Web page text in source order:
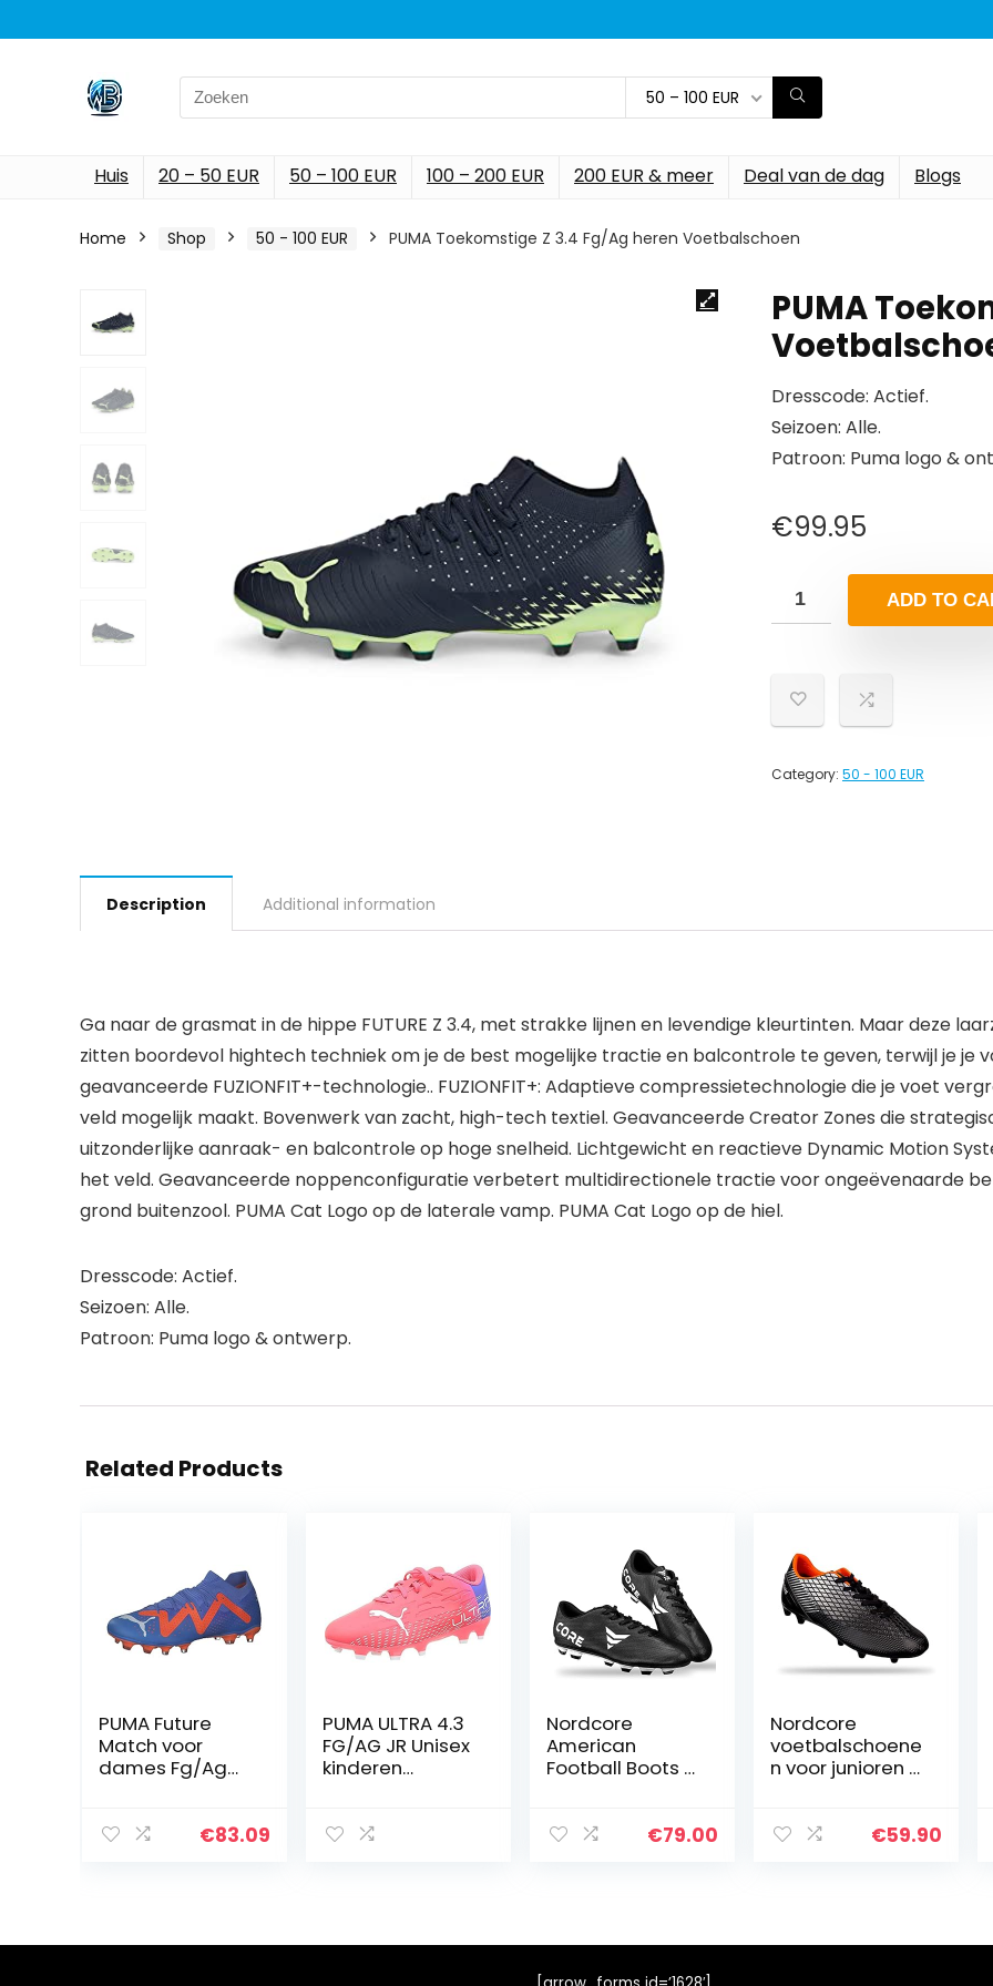
Search
for:
50 – 100 EUR
Huis 20 – 50 EUR 50 – 100 EUR 100 – 200 EUR 200 EUR & meer Deal van de dag Blogs
Home Shop 50 - 100 EUR PUMA Toekomstige Z 3.4 Fg/Ag heren Voetbalschoen
PUMA
Dresscode: Actief.
Seizoen: Alle.
Patroon: Puma logo &
€99.95
ADD TO
Category: 50 - 100 EUR
Description Additional information
Ga naar de grasmat in de hippe FUTURE Z 3.4, met strakke lijnen en levendige kleurtinten. Maar deze
zitten boordevol hightech techniek om je de best mogelijke tractie en balcontrole te geven, terwijl je je
geavanceerde FUZIONFIT+-technologie.. FUZIONFIT+: Adaptieve compressietechnologie die je voet
veld mogelijk maakt. Bovenwerk van zacht, high-tech textiel. Geavanceerde Creator Zones die
uitzonderlijke aanraak- en balcontrole op hoge snelheid. Lichtgewicht en reactieve Dynamic Motion
het veld. Geavanceerde noppenconfiguratie verbetert multidirectionele tractie voor ongeëvenaarde
grond buitenzool. PUMA Cat Logo op de laterale vamp. PUMA Cat Logo op de hiel.
Dresscode: Actief.
Seizoen: Alle.
Patroon: Puma logo & ontwerp.
Related Products
PUMA Future
Match voor
dames Fg/Ag
Blue Glimmer
€83.09
PUMA ULTRA 4.3
FG/AG JR Unisex
kinderen
Nordcore
American
Football Boots –
noppen voor
voetbalschoene
€79.00
Nordcore
voetbalschoene
n voor junioren –
vetersluiting –
n voor jongens
€59.90